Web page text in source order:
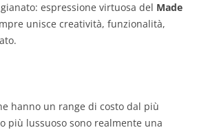
espressione virtuosa del Made
unisce creatività, funzionalità,
hanno un range di costo dal più
più lussuoso sono realmente una